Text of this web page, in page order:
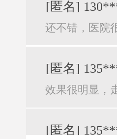
[匿名]
还不错，医院
[匿名]
效果很明显，
[匿名]